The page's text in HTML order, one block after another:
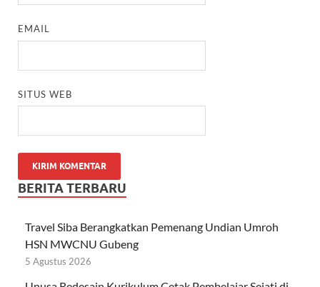
EMAIL
SITUS WEB
BERITA TERBARU
Travel Siba Berangkatkan Pemenang Undian Umroh
HSN MWCNU Gubeng
5 Agustus 2026